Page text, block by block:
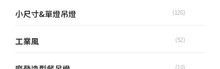
小尺寸&單燈吊燈 (128)
工業風 (52)
(10)